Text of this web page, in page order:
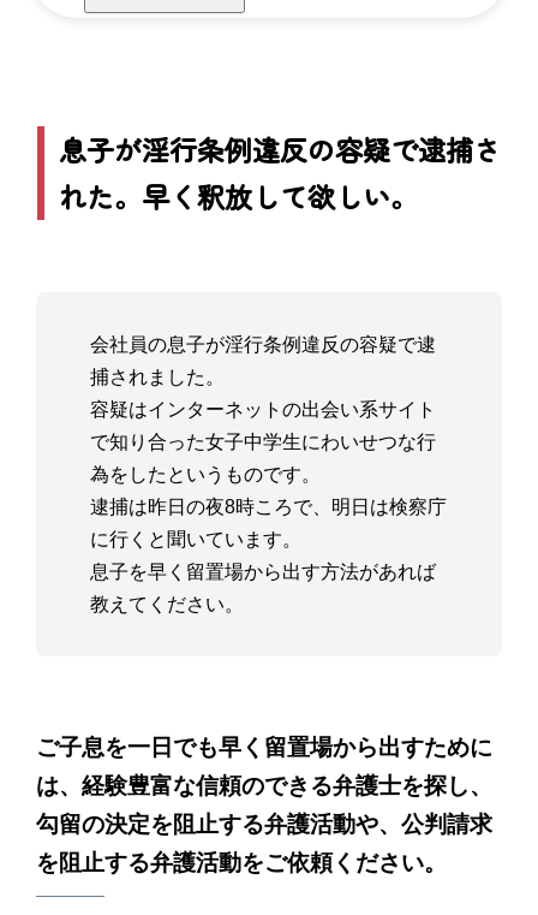
息子が淫行条例違反の容疑で逮捕さ
れた。早く釈放して欲しい。
会社員の息子が淫行条例違反の容疑で逮
捕されました。
容疑はインターネットの出会い系サイト
で知り合った女子中学生にわいせつな行
為をしたというものです。
逮捕は昨日の夜8時ころで、明日は検察庁
に行くと聞いています。
息子を早く留置場から出す方法があれば
教えてください。
ご子息を一日でも早く留置場から出すために
は、経験豊富な信頼のできる弁護士を探し、
勾留の決定を阻止する弁護活動や、公判請求
を阻止する弁護活動をご依頼ください。